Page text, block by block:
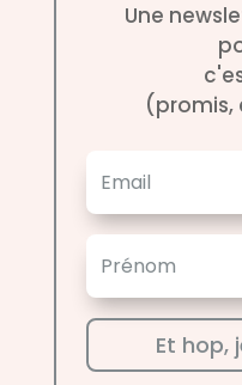
Une
(promis,
Et hop,